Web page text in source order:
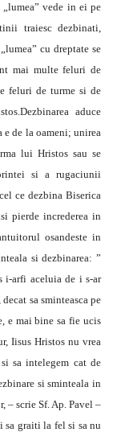
vede in ei pe
traiesc dezbinati,
cu dreptate se
mai multe feluri de
feluri de turme si de
aduce
e de la oameni; unirea
lui Hristos sau se
si a rugaciunii
ce dezbina Biserica
pierde increderea in
osandeste in
si dezbinarea: ”
i-arfi aceluia de i s-ar
sa sminteasca pe
e mai bine sa fie ucis
Iisus Hristos nu vrea
sa intelegem cat de
si sminteala in
scrie Sf. Ap. Pavel –
sa graiti la fel si sa nu